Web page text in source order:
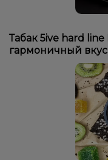
Табак 5ive hard
гармоничный вкус